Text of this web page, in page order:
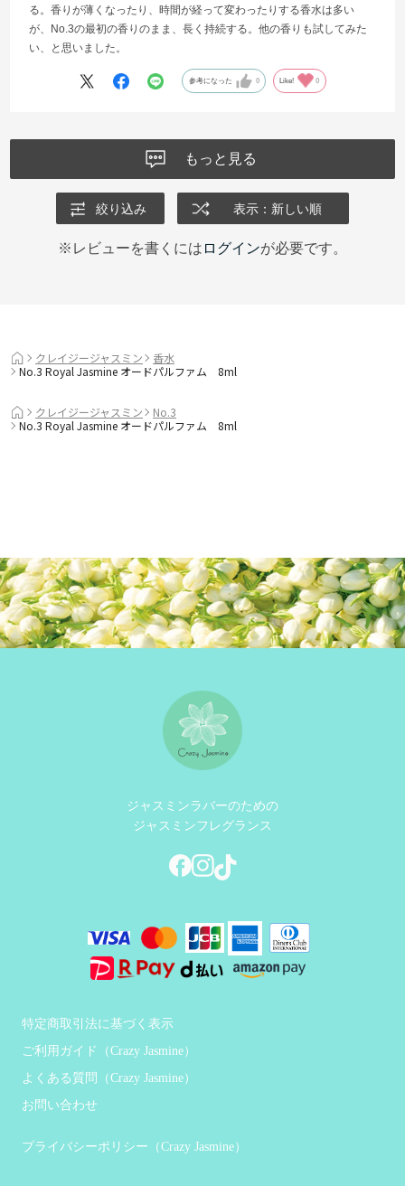
る。香りが薄くなったり、時間が経って変わったりする香水は多い
が、No.3の最初の香りのまま、長く持続する。他の香りも試してみた
い、と思いました。
参考になった 0 Like! 0
もっと見る
絞り込み 表示：新しい順
※レビューを書くには ログインが必要です。
クレイジージャスミン
香水
No.3 Royal Jasmine オードパルファム 8ml
クレイジージャスミン
No.3
No.3 Royal Jasmine オードパルファム 8ml
ジャスミンラバーのための
ジャスミンフレグランス
特定商取引法に基づく表示
ご利用ガイド（Crazy Jasmine）
よくある質問（Crazy Jasmine）
お問い合わせ
プライバシーポリシー（Crazy Jasmine）